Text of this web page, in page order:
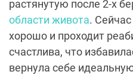
растянутую после 2-х
области живота.
хорошо и проходит
счастлива, что
вернула себе